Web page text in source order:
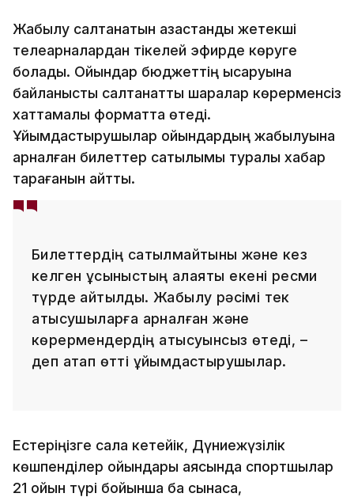
Жабылу салтанатын қазақстандық жетекші
телеарналардан тікелей эфирде көруге
болады. Ойындар бюджеттің қысқаруына
байланысты салтанатты шаралар көрерменсіз
хаттамалық форматта өтеді.
Ұйымдастырушылар ойындардың жабылуына
арналған билеттер сатылымы туралы хабар
тарағанын айтты.
Билеттердің сатылмайтыны және кез
келген ұсыныстың алаяқтық екені ресми
түрде айтылды. Жабылу рәсімі тек
қатысушыларға арналған және
көрермендердің қатысуынсыз өтеді, –
деп атап өтті ұйымдастырушылар.
Естеріңізге сала кетейік, Дүниежүзілік
көшпенділер ойындары аясында спортшылар
21 ойын түрі бойынша бақ сынаса,